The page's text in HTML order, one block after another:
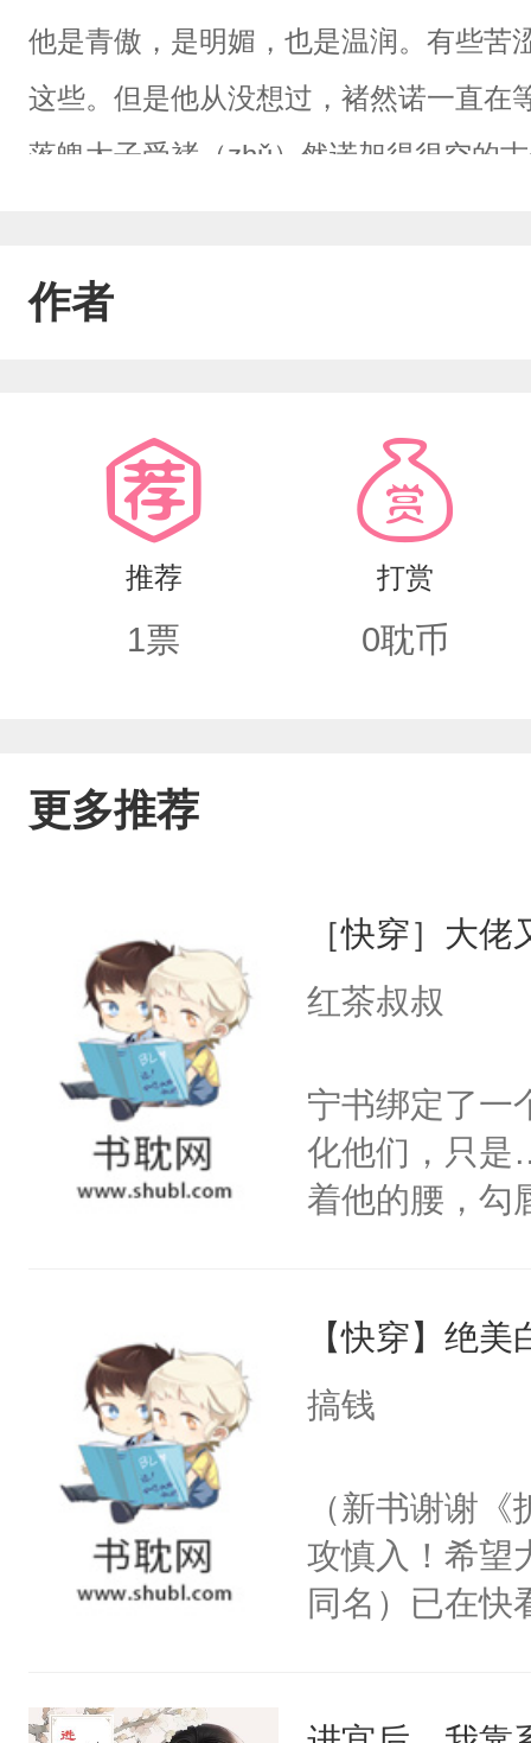
他是青傲，是明媚，也是温润。有些苦
这些。但是他从没想过，褚然诺一直在
落魄太子受褚（zhǔ）然诺架得很空的
作者
推荐
1票
打赏
0耽币
更多推荐
［快穿］大
红茶叔叔
宁书绑定了一
化他们，只是
着他的腰，勾
来，给老公
用力——为你
【快穿】绝
搞钱
（新书谢谢
攻慎入！希望
同名）已在快